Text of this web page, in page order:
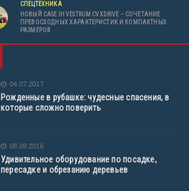
СПЕЦТЕХНИКА
НОВЫЙ CASE IH VESTRUM CVXDRIVE – СОЧЕТАНИЕ
ПРЕВОСХОДНЫХ ХАРАКТЕРИСТИК И КОМПАКТНЫХ
РАЗМЕРОВ
04.07.2017
Рожденные в рубашке: чудесные спасения, в
которые сложно поверить
08.09.2016
Удивительное оборудование по посадке,
пересадке и обрезанию деревьев